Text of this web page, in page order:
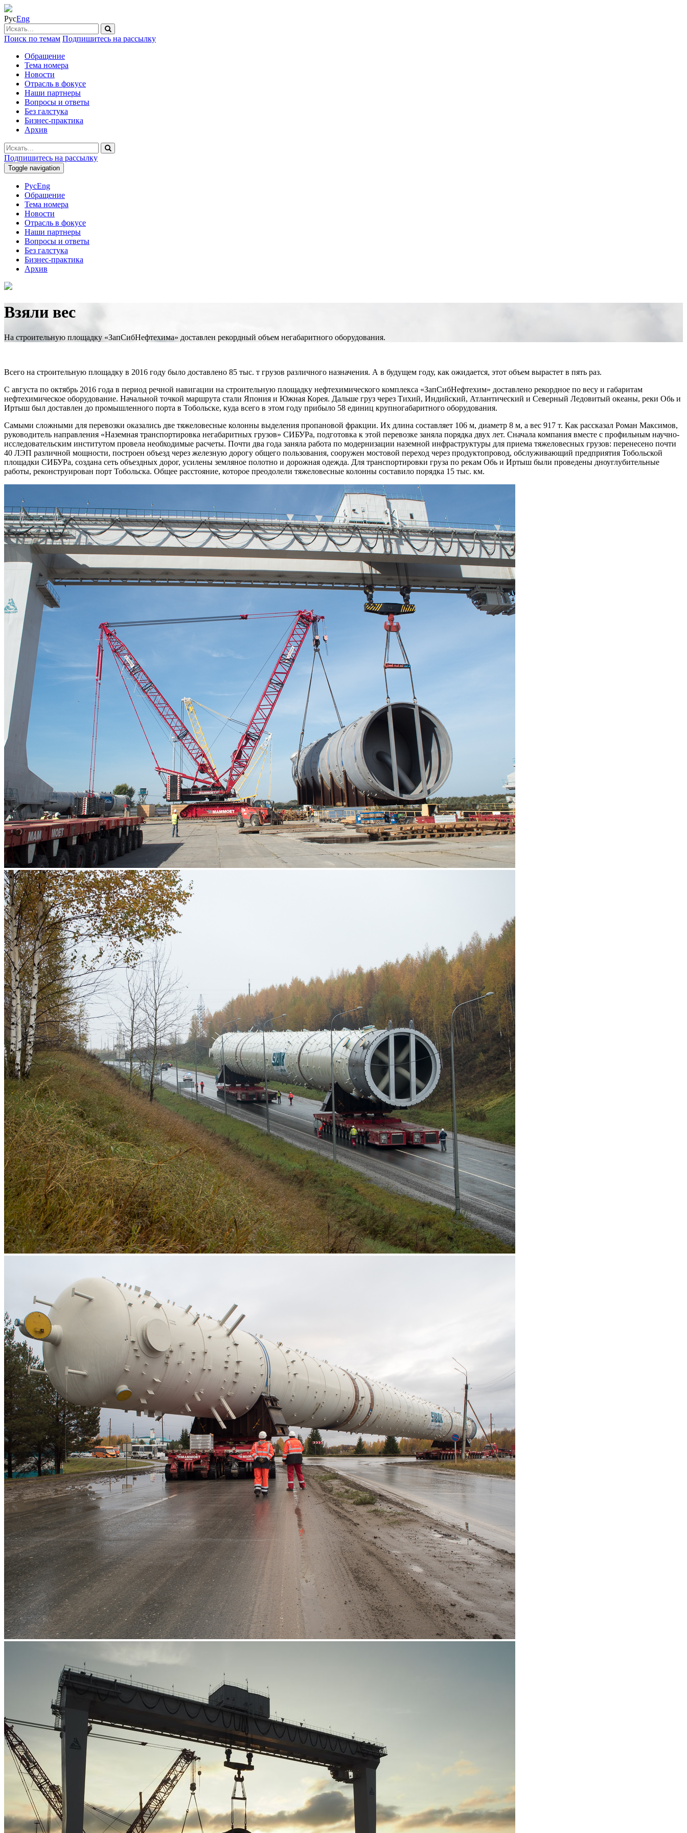
РусEng
Поиск по темам Подпишитесь на рассылку
Обращение
Тема номера
Новости
Отрасль в фокусе
Наши партнеры
Вопросы и ответы
Без галстука
Бизнес-практика
Архив
Подпишитесь на рассылку
Toggle navigation
РусEng
Обращение
Тема номера
Новости
Отрасль в фокусе
Наши партнеры
Вопросы и ответы
Без галстука
Бизнес-практика
Архив
Взяли вес
На строительную площадку «ЗапСибНефтехима» доставлен рекордный объем негабаритного оборудования.
Всего на строительную площадку в 2016 году было доставлено 85 тыс. т грузов различного назначения. А в будущем году, как ожидается, этот объем вырастет в пять раз.
С августа по октябрь 2016 года в период речной навигации на строительную площадку нефтехимического комплекса «ЗапСибНефтехим» доставлено рекордное по весу и габаритам
нефтехимическое оборудование. Начальной точкой маршрута стали Япония и Южная Корея. Дальше груз через Тихий, Индийский, Атлантический и Северный Ледовитый океаны, реки Обь и
Иртыш был доставлен до промышленного порта в Тобольске, куда всего в этом году прибыло 58 единиц крупногабаритного оборудования.
Самыми сложными для перевозки оказались две тяжеловесные колонны выделения пропановой фракции. Их длина составляет 106 м, диаметр 8 м, а вес 917 т. Как рассказал Роман Максимов,
руководитель направления «Наземная транспортировка негабаритных грузов» СИБУРа, подготовка к этой перевозке заняла порядка двух лет. Сначала компания вместе с профильным научно-
исследовательским институтом провела необходимые расчеты. Почти два года заняла работа по модернизации наземной инфраструктуры для приема тяжеловесных грузов: перенесено почти
40 ЛЭП различной мощности, построен объезд через железную дорогу общего пользования, сооружен мостовой переход через продуктопровод, обслуживающий предприятия Тобольской
площадки СИБУРа, создана сеть объездных дорог, усилены земляное полотно и дорожная одежда. Для транспортировки груза по рекам Обь и Иртыш были проведены дноуглубительные
работы, реконструирован порт Тобольска. Общее расстояние, которое преодолели тяжеловесные колонны составило порядка 15 тыс. км.